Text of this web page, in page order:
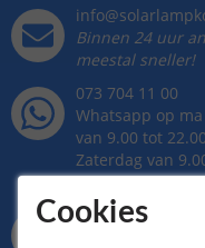
Binnen 24 uur
meestal sneller!
073 704 11 00
Whatsapp op
van 9.00 tot
Zaterdag van
Zondag van
Kantoor /
Cookies